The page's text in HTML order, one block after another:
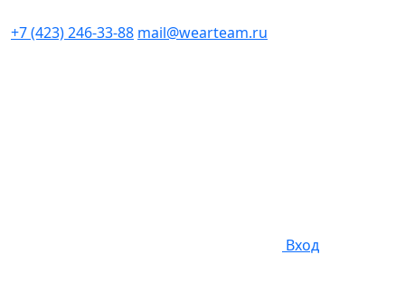
+7 (423) 246-33-88 mail@wearteam.ru
Вход